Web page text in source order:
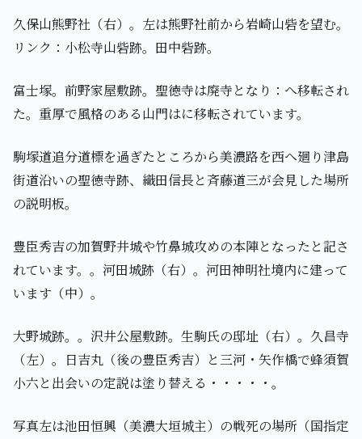
久保山熊野社（右）。左は熊野社前から岩崎山砦を望む。
リンク：小松寺山砦跡。田中砦跡。
富士塚。前野家屋敷跡。聖徳寺は廃寺となり：へ移転され
た。重厚で風格のある山門はに移転されています。
駒塚道追分道標を過ぎたところから美濃路を西へ廻り津島
街道沿いの聖徳寺跡、織田信長と斉藤道三が会見した場所
の説明板。
豊臣秀吉の加賀野井城や竹鼻城攻めの本陣となったと記さ
れています。。河田城跡（右）。河田神明社境内に建って
います（中）。
大野城跡。。沢井公屋敷跡。生駒氏の邸址（右）。久昌寺
（左）。日吉丸（後の豊臣秀吉）と三河・矢作橋で蜂須賀
小六と出会いの定説は塗り替える・・・・・。
写真左は池田恒興（美濃大垣城主）の戦死の場所（国指定